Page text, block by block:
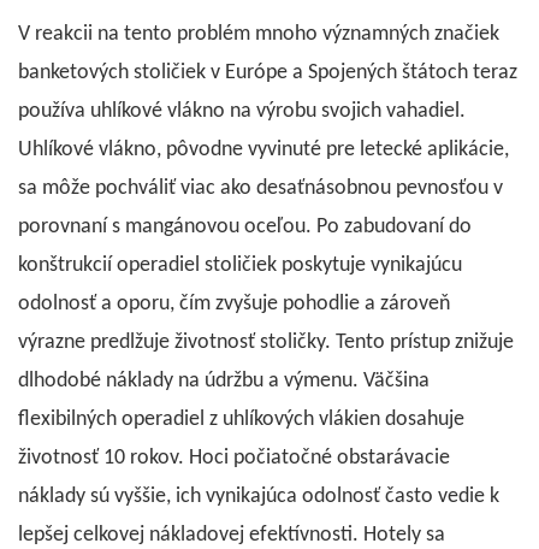
V reakcii na tento problém mnoho významných značiek
banketových stoličiek v Európe a Spojených štátoch teraz
používa uhlíkové vlákno na výrobu svojich vahadiel.
Uhlíkové vlákno, pôvodne vyvinuté pre letecké aplikácie,
sa môže pochváliť viac ako desaťnásobnou pevnosťou v
porovnaní s mangánovou oceľou. Po zabudovaní do
konštrukcií operadiel stoličiek poskytuje vynikajúcu
odolnosť a oporu, čím zvyšuje pohodlie a zároveň
výrazne predlžuje životnosť stoličky. Tento prístup znižuje
dlhodobé náklady na údržbu a výmenu. Väčšina
flexibilných operadiel z uhlíkových vlákien dosahuje
životnosť 10 rokov. Hoci počiatočné obstarávacie
náklady sú vyššie, ich vynikajúca odolnosť často vedie k
lepšej celkovej nákladovej efektívnosti. Hotely sa